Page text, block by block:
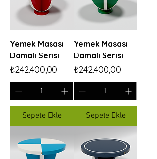
Yemek Masası
Damalı Serisi
Fiyat
₺242.400,00
Sepete Ekle
Yemek Masası
Damalı Serisi
Fiyat
₺242.400,00
Sepete Ekle